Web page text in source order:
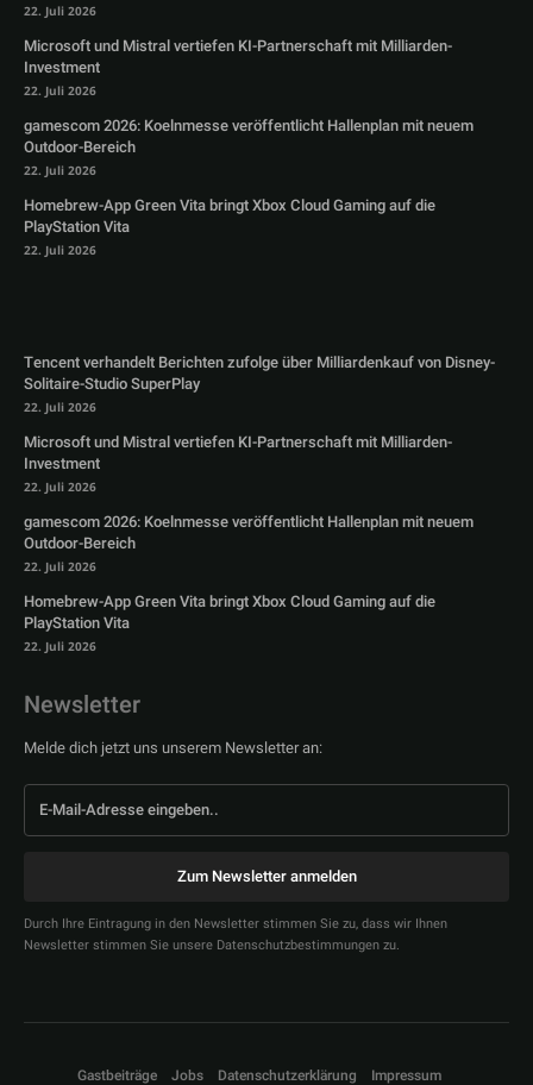
22. Juli 2026
Microsoft und Mistral vertiefen KI-Partnerschaft mit Milliarden-
Investment
22. Juli 2026
gamescom 2026: Koelnmesse veröffentlicht Hallenplan mit neuem
Outdoor-Bereich
22. Juli 2026
Homebrew-App Green Vita bringt Xbox Cloud Gaming auf die
PlayStation Vita
22. Juli 2026
Tencent verhandelt Berichten zufolge über Milliardenkauf von Disney-
Solitaire-Studio SuperPlay
22. Juli 2026
Microsoft und Mistral vertiefen KI-Partnerschaft mit Milliarden-
Investment
22. Juli 2026
gamescom 2026: Koelnmesse veröffentlicht Hallenplan mit neuem
Outdoor-Bereich
22. Juli 2026
Homebrew-App Green Vita bringt Xbox Cloud Gaming auf die
PlayStation Vita
22. Juli 2026
Newsletter
Melde dich jetzt uns unserem Newsletter an:
Zum Newsletter anmelden
Durch Ihre Eintragung in den Newsletter stimmen Sie zu, dass wir Ihnen
Newsletter stimmen Sie unsere Datenschutzbestimmungen zu.
Gastbeiträge Jobs Datenschutzerklärung Impressum